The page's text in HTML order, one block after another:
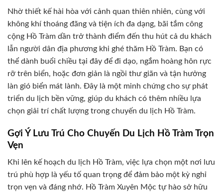
Nhờ thiết kế hài hòa với cảnh quan thiên nhiên, cùng với
không khí thoáng đãng và tiện ích đa dạng, bãi tắm công
cộng Hồ Tràm dần trở thành điểm đến thu hút cả du khách
lẫn người dân địa phương khi ghé thăm Hồ Tràm. Bạn có
thể dành buổi chiều tại đây để đi dạo, ngắm hoàng hôn rực
rỡ trên biển, hoặc đơn giản là ngồi thư giãn và tận hưởng
làn gió biển mát lành. Đây là một minh chứng cho sự phát
triển du lịch bền vững, giúp du khách có thêm nhiều lựa
chọn giải trí chất lượng trong chuyến du lịch Hồ Tràm.
Gợi Ý Lưu Trú Cho Chuyến Du Lịch Hồ Tràm Trọn
Vẹn
Khi lên kế hoạch du lịch Hồ Tràm, việc lựa chọn một nơi lưu
trú phù hợp là yếu tố quan trọng để đảm bảo một kỳ nghỉ
trọn vẹn và đáng nhớ. Hồ Tràm Xuyên Mộc tự hào sở hữu